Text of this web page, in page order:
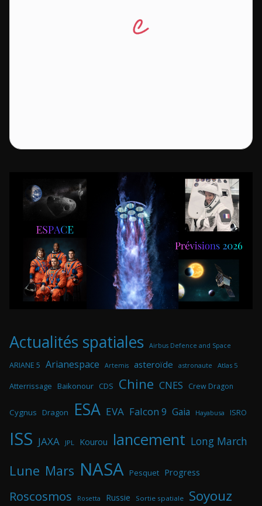
Actualités spatiales Airbus Defence and Space
ARIANE 5 Arianespace Artemis asteroïde astronaute Atlas 5
Atterrissage Baikonour CDS Chine CNES Crew Dragon
Cygnus Dragon ESA EVA Falcon 9 Gaia Hayabusa ISRO
ISS JAXA JPL Kourou lancement Long March
Lune Mars NASA Pesquet Progress
Roscosmos Rosetta Russie Sortie spatiale Soyouz